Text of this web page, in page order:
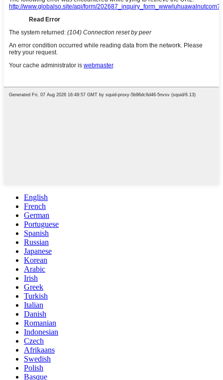
English
French
German
Portuguese
Spanish
Russian
Japanese
Korean
Arabic
Irish
Greek
Turkish
Italian
Danish
Romanian
Indonesian
Czech
Afrikaans
Swedish
Polish
Basque